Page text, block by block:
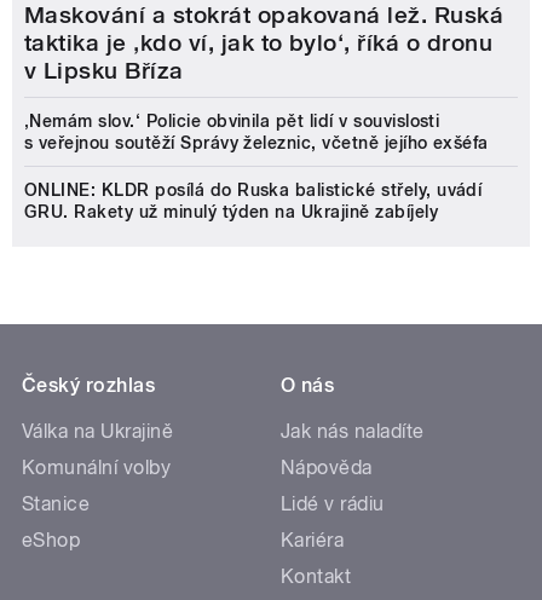
Maskování a stokrát opakovaná lež. Ruská
taktika je ‚kdo ví, jak to bylo‘, říká o dronu
v Lipsku Bříza
‚Nemám slov.‘ Policie obvinila pět lidí v souvislosti
s veřejnou soutěží Správy železnic, včetně jejího exšéfa
ONLINE: KLDR posílá do Ruska balistické střely, uvádí
GRU. Rakety už minulý týden na Ukrajině zabíjely
Český rozhlas
Válka na Ukrajině
Komunální volby
Stanice
eShop
O nás
Jak nás naladíte
Nápověda
Lidé v rádiu
Kariéra
Kontakt